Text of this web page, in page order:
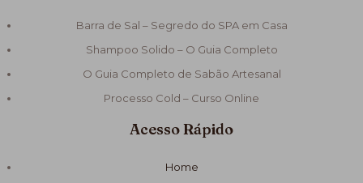
Barra de Sal – Segredo do SPA em Casa
Shampoo Solido – O Guia Completo
O Guia Completo de Sabão Artesanal
Processo Cold – Curso Online
Acesso Rápido
Home